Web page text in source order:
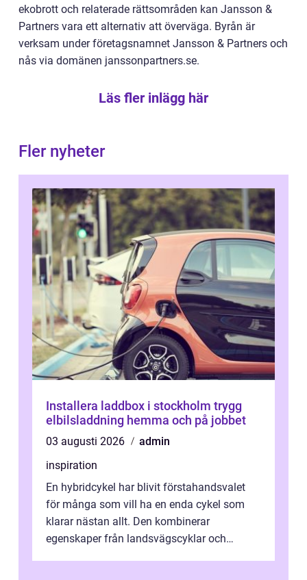
ekobrott och relaterade rättsområden kan Jansson &
Partners vara ett alternativ att överväga. Byrån är
verksam under företagsnamnet Jansson & Partners och
nås via domänen janssonpartners.se.
Läs fler inlägg här
Fler nyheter
Installera laddbox i stockholm trygg
elbilsladdning hemma och på jobbet
03 augusti 2026
admin
inspiration
En hybridcykel har blivit förstahandsvalet
för många som vill ha en enda cykel som
klarar nästan allt. Den kombinerar
egenskaper från landsvägscyklar och